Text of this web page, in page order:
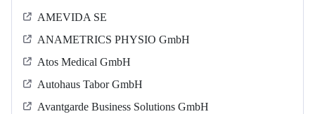
AMEVIDA SE
ANAMETRICS PHYSIO GmbH
Atos Medical GmbH
Autohaus Tabor GmbH
Avantgarde Business Solutions GmbH